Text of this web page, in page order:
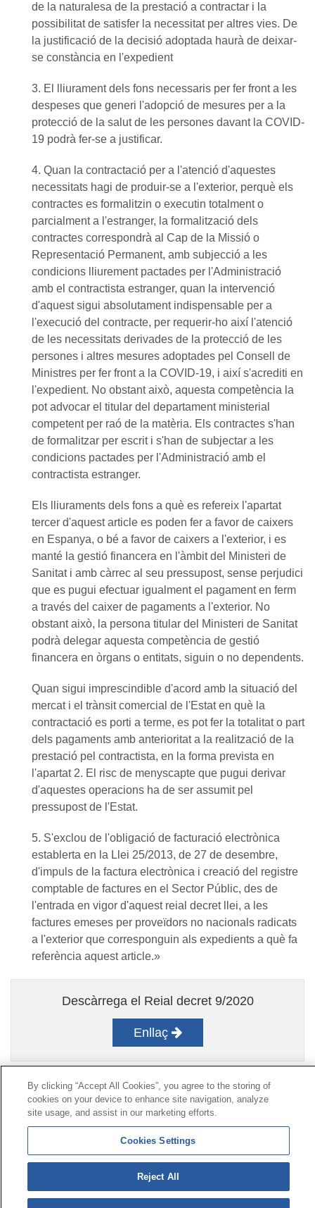
de la naturalesa de la prestació a contractar i la
possibilitat de satisfer la necessitat per altres vies. De
la justificació de la decisió adoptada haurà de deixar-
se constància en l'expedient
3. El lliurament dels fons necessaris per fer front a les
despeses que generi l'adopció de mesures per a la
protecció de la salut de les persones davant la COVID-
19 podrà fer-se a justificar.
4. Quan la contractació per a l'atenció d'aquestes
necessitats hagi de produir-se a l'exterior, perquè els
contractes es formalitzin o executin totalment o
parcialment a l'estranger, la formalització dels
contractes correspondrà al Cap de la Missió o
Representació Permanent, amb subjecció a les
condicions lliurement pactades per l'Administració
amb el contractista estranger, quan la intervenció
d'aquest sigui absolutament indispensable per a
l'execució del contracte, per requerir-ho així l'atenció
de les necessitats derivades de la protecció de les
persones i altres mesures adoptades pel Consell de
Ministres per fer front a la COVID-19, i així s'acrediti en
l'expedient. No obstant això, aquesta competència la
pot advocar el titular del departament ministerial
competent per raó de la matèria. Els contractes s'han
de formalitzar per escrit i s'han de subjectar a les
condicions pactades per l'Administració amb el
contractista estranger.
Els lliuraments dels fons a què es refereix l'apartat
tercer d'aquest article es poden fer a favor de caixers
en Espanya, o bé a favor de caixers a l'exterior, i es
manté la gestió financera en l'àmbit del Ministeri de
Sanitat i amb càrrec al seu pressupost, sense perjudici
que es pugui efectuar igualment el pagament en ferm
a través del caixer de pagaments a l'exterior. No
obstant això, la persona titular del Ministeri de Sanitat
podrà delegar aquesta competència de gestió
financera en òrgans o entitats, siguin o no dependents.
Quan sigui imprescindible d'acord amb la situació del
mercat i el trànsit comercial de l'Estat en què la
contractació es porti a terme, es pot fer la totalitat o part
dels pagaments amb anterioritat a la realització de la
prestació pel contractista, en la forma prevista en
l'apartat 2. El risc de menyscapte que pugui derivar
d'aquestes operacions ha de ser assumit pel
pressupost de l'Estat.
5. S'exclou de l'obligació de facturació electrònica
establerta en la Llei 25/2013, de 27 de desembre,
d'impuls de la factura electrònica i creació del registre
comptable de factures en el Sector Públic, des de
l'entrada en vigor d'aquest reial decret llei, a les
factures emeses per proveïdors no nacionals radicats
a l'exterior que corresponguin als expedients a què fa
referència aquest article.»
Descàrrega el Reial decret 9/2020
Enllaç
Contacte |Perfil del contractant|Reclamacions
Línia Universal 900 203 203|Zona Privada Comissió de
Prestacions Especials|Zona Privada Proveïdor Sanitari
By clicking “Accept All Cookies”, you agree to the storing of
cookies on your device to enhance site navigation, analyze
site usage, and assist in our marketing efforts.
Cookies Settings
Reject All